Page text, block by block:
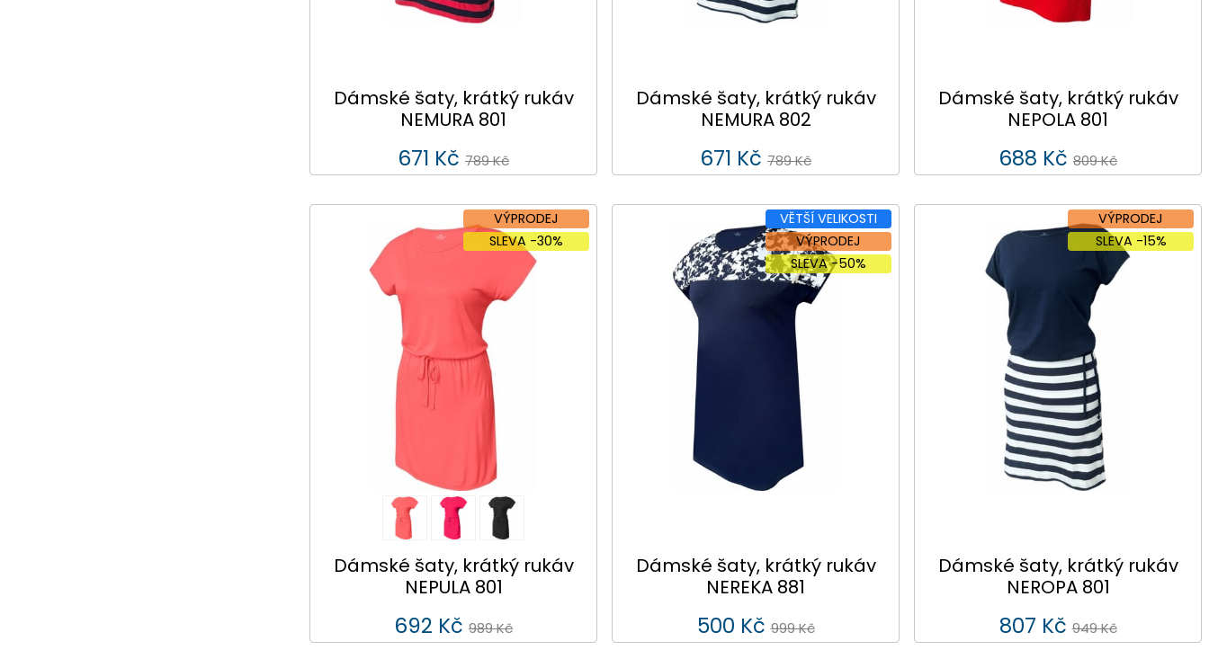
Dámské šaty, krátký rukáv
NEMURA 801
671 Kč 789 Kč
Dámské šaty, krátký rukáv
NEMURA 802
671 Kč 789 Kč
Dámské šaty, krátký rukáv
NEPOLA 801
688 Kč 809 Kč
VÝPRODEJ
SLEVA -30%
Dámské šaty, krátký rukáv
NEPULA 801
692 Kč 989 Kč
VĚTŠÍ VELIKOSTI
VÝPRODEJ
SLEVA -50%
Dámské šaty, krátký rukáv
NEREKA 881
500 Kč 999 Kč
VÝPRODEJ
SLEVA -15%
Dámské šaty, krátký rukáv
NEROPA 801
807 Kč 949 Kč